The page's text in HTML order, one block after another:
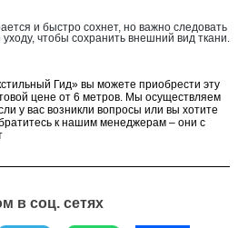
и быстро сохнет, но важно следовать
чтобы сохранить внешний вид ткани.
Гид» вы можете приобрести эту
цене от 6 метров. Мы осуществляем
у вас возникли вопросы или вы хотите
к нашим менеджерам – они с
в соц. сетях